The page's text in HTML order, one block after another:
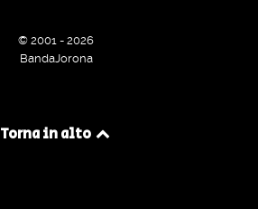
© 2001 - 2026
BandaJorona
Torna in alto